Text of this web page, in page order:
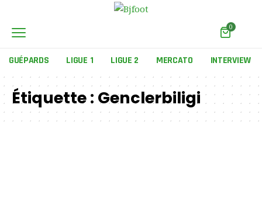
0
GUÉPARDS LIGUE 1 LIGUE 2 MERCATO INTERVIEW
Étiquette : Genclerbiligi